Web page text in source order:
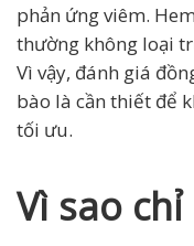
phản ứng viêm.
thường không loại
Vì vậy, đánh giá
bào là cần thiết để
tối ưu.
Vì sao